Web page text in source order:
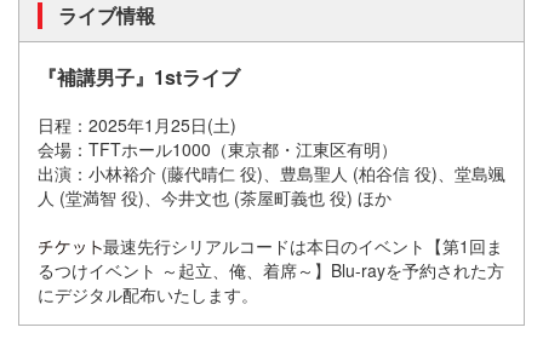
ライブ情報
『補講男子』1stライブ
日程：2025年1月25日(土)
会場：TFTホール1000（東京都・江東区有明）
出演：小林裕介 (藤代晴仁 役)、豊島聖人 (柏谷信 役)、堂島颯
人 (堂満智 役)、今井文也 (茶屋町義也 役) ほか
最速先行シリアルコードは本日のイベント【第1回ま
るつけイベント ～起立、俺、着席～】Blu-rayを予約された方
にデジタル配布いたします。